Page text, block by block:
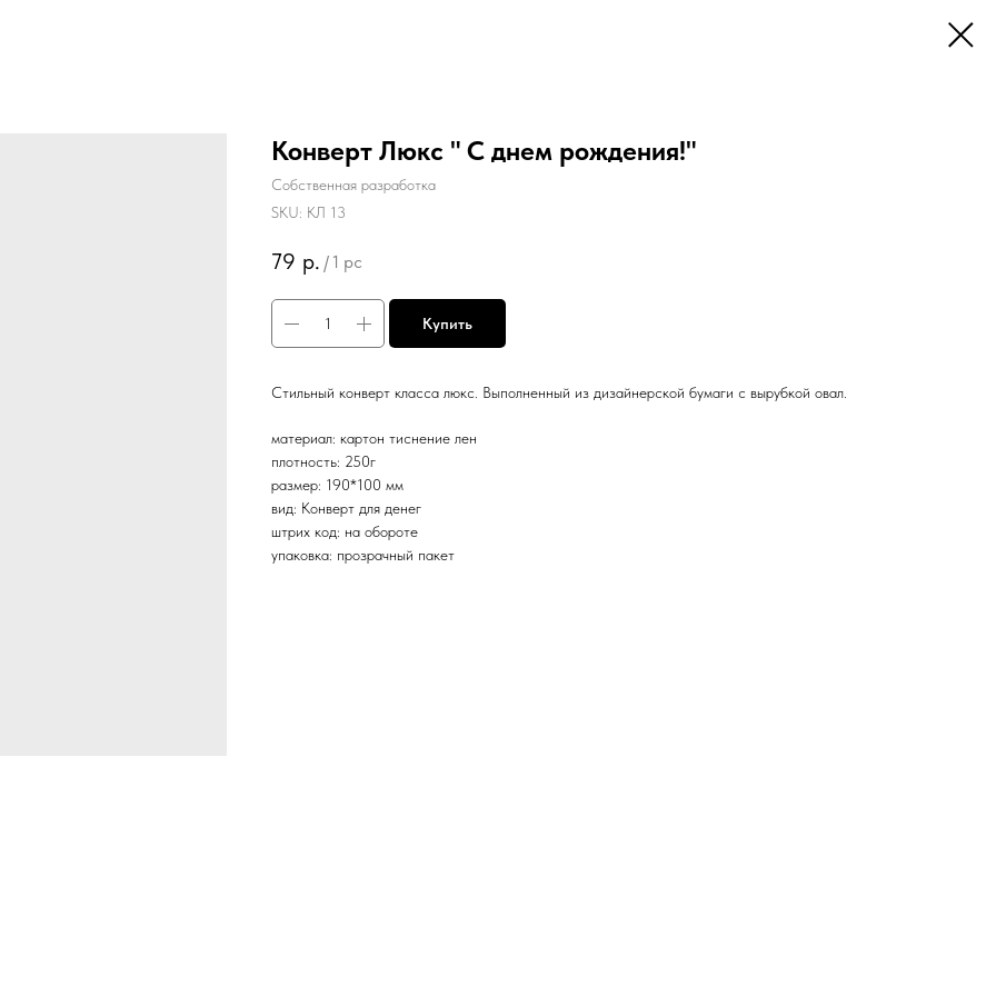
Конверт Люкс " С днем рождения!"
Собственная разработка
SKU: КЛ 13
79 р. / 1 pc
Купить
Стильный конверт класса люкс. Выполненный из дизайнерской бумаги с вырубкой овал.
материал: картон тиснение лен
плотность: 250г
размер: 190*100 мм
вид: Конверт для денег
штрих код: на обороте
упаковка: прозрачный пакет